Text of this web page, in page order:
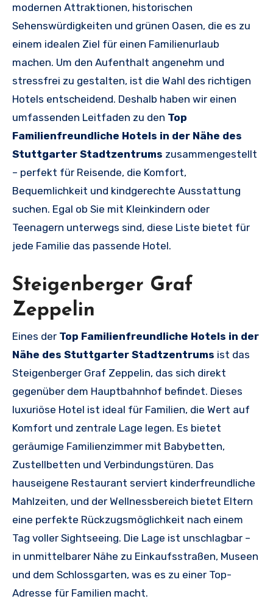
modernen Attraktionen, historischen
Sehenswürdigkeiten und grünen Oasen, die es zu
einem idealen Ziel für einen Familienurlaub
machen. Um den Aufenthalt angenehm und
stressfrei zu gestalten, ist die Wahl des richtigen
Hotels entscheidend. Deshalb haben wir einen
umfassenden Leitfaden zu den Top
Familienfreundliche Hotels in der Nähe des
Stuttgarter Stadtzentrums zusammengestellt
– perfekt für Reisende, die Komfort,
Bequemlichkeit und kindgerechte Ausstattung
suchen. Egal ob Sie mit Kleinkindern oder
Teenagern unterwegs sind, diese Liste bietet für
jede Familie das passende Hotel.
Steigenberger Graf
Zeppelin
Eines der Top Familienfreundliche Hotels in der
Nähe des Stuttgarter Stadtzentrums ist das
Steigenberger Graf Zeppelin, das sich direkt
gegenüber dem Hauptbahnhof befindet. Dieses
luxuriöse Hotel ist ideal für Familien, die Wert auf
Komfort und zentrale Lage legen. Es bietet
geräumige Familienzimmer mit Babybetten,
Zustellbetten und Verbindungstüren. Das
hauseigene Restaurant serviert kinderfreundliche
Mahlzeiten, und der Wellnessbereich bietet Eltern
eine perfekte Rückzugsmöglichkeit nach einem
Tag voller Sightseeing. Die Lage ist unschlagbar –
in unmittelbarer Nähe zu Einkaufsstraßen, Museen
und dem Schlossgarten, was es zu einer Top-
Adresse für Familien macht.